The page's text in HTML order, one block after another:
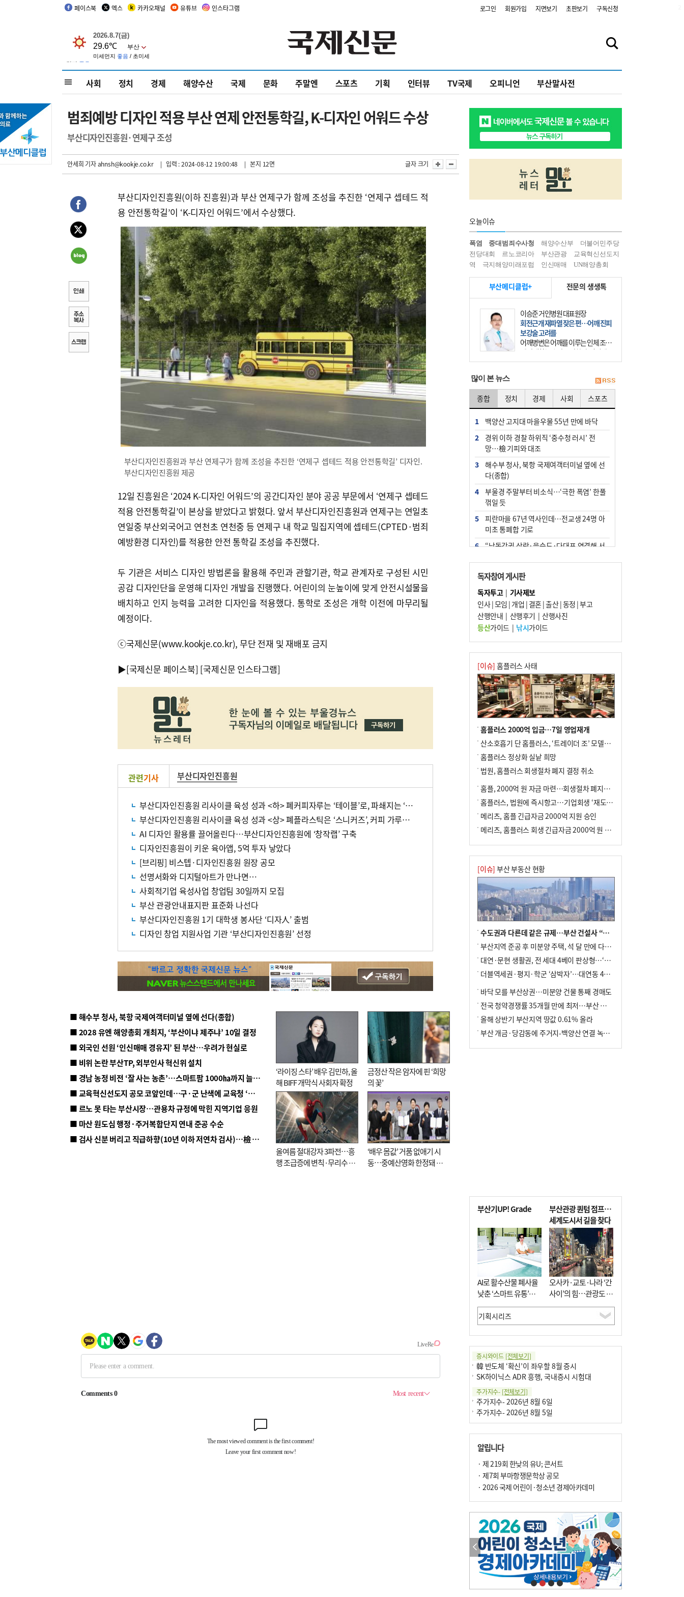
페이스북 엑스 카카오채널 유튜브 인스타그램 로그인 회원가입 지면보기 초판보기 구독신청
사회 정치 경제 해양수산 국제 문화 주말엔 스포츠 기획 인터뷰 TV국제 오피니언 부산말사전
범죄예방 디자인 적용 부산 연제 안전통학길, K-디자인 어워드 수상
부산디자인진흥원·연제구 조성
안세희 기자ahnsh@kookje.co.kr | 입력 : 2024-08-12 19:00:48 | 본지 12면 글자 크기
부산디자인진흥원(이하 진흥원)과 부산 연제구가 함께 조성을 추진한 ‘연제구 셉테드 적
용 안전통학길’이 ‘K-디자인 어워드’에서 수상했다.
부산디자인진흥원과 부산 연제구가 함께 조성을 추진한 ‘연제구 셉테드 적용 안전통학길’ 디자인.
부산디자인진흥원 제공
12일 진흥원은 ‘2024 K-디자인 어워드’의 공간디자인 분야 공공 부문에서 ‘연제구 셉테드
적용 안전통학길’이 본상을 받았다고 밝혔다. 앞서 부산디자인진흥원과 연제구는 연일초
연일중 부산외국어고 연천초 연천중 등 연제구 내 학교 밀집지역에 셉테드(CPTED·범죄
예방환경 디자인)를 적용한 안전 통학길 조성을 추진했다.
두 기관은 서비스 디자인 방법론을 활용해 주민과 관할기관, 학교 관계자로 구성된 시민
공감 디자인단을 운영해 디자인 개발을 진행했다. 어린이의 눈높이에 맞게 안전시설물을
배치하고 인지 능력을 고려한 디자인을 적용했다. 통학로 조성은 개학 이전에 마무리될
예정이다.
ⓒ국제신문(www.kookje.co.kr), 무단 전재 및 재배포 금지
▶[국제신문 페이스북] [국제신문 인스타그램]
관련기사 부산디자인진흥원
부산디자인진흥원 리사이클 육성 성과 <하> 폐커피자루는 ‘테이블’로, 파쇄지는 ‘인테리어 콘크리트’로 새 생명
부산디자인진흥원 리사이클 육성 성과 <상> 폐플라스틱은 ‘스니커즈’, 커피 가루는 ‘안내판’ 변신
AI 디자인 활용률 끌어올린다…부산디자인진흥원에 ‘창작랩’ 구축
디자인진흥원이 키운 육아앱, 5억 투자 낳았다
[브리핑] 비스텝·디자인진흥원 원장 공모
선명서화와 디지털아트가 만나면…
사회적기업 육성사업 창업팀 30일까지 모집
부산 관광안내표지판 표준화 나선다
부산디자인진흥원 1기 대학생 봉사단 ‘디자人’ 출범
디자인 창업 지원사업 기관 ‘부산디자인진흥원’ 선정
■ 해수부 청사, 북항 국제여객터미널 옆에 선다(종합)
■ 2028 유엔 해양총회 개최지, ‘부산이냐 제주냐’ 10일 결정
■ 외국인 선원 ‘인신매매 경유지’ 된 부산…우려가 현실로
■ 비위 논란 부산TP, 외부인사 혁신위 설치
■ 경남 농정 비전 ‘잘 사는 농촌’…스마트팜 1000㏊까지 늘린다
■ 교육혁신선도지 공모 코앞인데…구·군 난색에 교육청 ‘쩔쩔’
■ 르노 못 타는 부산시장…관용차 규정에 막힌 지역기업 응원
■ 마산 원도심 행정·주거복합단지 연내 준공 수순
■ 검사 신분 버리고 직급하향(10년 이하 저연차 검사)…檢 중수청행 기피
‘라이징 스타’ 배우 김민하, 올
해 BIFF 개막식 사회자 확정
금정산 작은 암자에 핀 ‘희망
의 꽃’
올여름 절대강자 3파전…흥
행 조급증에 변칙·무리수 마
‘배우 몸값’ 거품 없애기 시
동…중예산영화 한정돼 실
오늘이슈
폭염 중대범죄수사청 해양수산부
더불어민주당
전당대회
르노코리아 부산관광
교육혁신선도지
역
극지해양미래포럼 인신매매 UN해양총회
부산메디클럽+ 전문의 생생톡
이승준 거인병원 대표원장
회전근개 재파열 잦은 편…어깨 진피
보강술 고려를
어깨병변은 어깨를 이루는 인체 조직
에 발생하는 손상을 말한다. 여기에
는 오십견과 회전근개 증후군, 어깨
많이 본 뉴스
종합 정치 경제 사회 스포츠
1
백양산 고지대 마을우물 55년 만에 바닥
2
경위 이하 경찰 하위직 ‘중수청 러시’ 전
망…檢 기피와 대조
3
해수부 청사, 북항 국제여객터미널 옆에 선
다(종합)
4
부울경 주말부터 비소식…‘극한 폭염’ 한풀
꺾일 듯
5
피란마을 67년 역사인데…전교생 24명 아
미초 통폐합 기로
6
“낙동강권 삼락·을숙도·다대포 연결해 서
7
오늘의 날씨- 2026년 8월 7일
8
외국인 선원 ‘인신매매 경유지’ 된 부산…
우려가 현실로
9
[사설] 해수부 신청사 북항으로 확정, 해양
수도 도약의 전환점
10 르노 못 타는 부산시장…관용차 규정에 막
힌 지역기업 응원
독자참여 게시판
독자투고| 기사제보
인사|모임 | 개업 | 결혼|출산|동정 |부고
산행안내 | 산행후기 | 산행사진
등산가이드| 낚시가이드
[이슈] 홈플러스 사태
홈플러스 2000억 입금…7일 영업재개
산소호흡기 단 홈플러스, ‘트레이더 조’ 모델로 살아날까
홈플러스 정상화 실낱 희망
법원, 홈플러스 회생절차 폐지 결정 취소
홈플, 2000억 원 자금 마련…회생절차 폐지에 즉시항고(종합)
홈플러스, 법원에 즉시항고…기업회생 ‘재도전’
메리츠, 홈플 긴급자금 2000억 지원 승인
메리츠, 홈플러스 회생 긴급자금 2000억 원 지원 승인
[이슈] 부산 부동산 현황
수도권과 다른데 같은 규제…부산 건설사 “쓰러지기 직전”
부산지역 준공 후 미분양 주택, 석 달 만에 다시 3000가구 넘어서
대연·문현 생활권, 전 세대 4베이 판상형…‘더샵 트리센트’ 내달 분양
더블역세권·평지·학군 ‘삼박자’…대연동 42층 브랜드 단지
바닥 모를 부산상권…미분양 건물 통째 경매도
전국 청약경쟁률 35개월 만에 최저…부산 미분양 ‘적체’ 심화
올해 상반기 부산지역 땅값 0.61% 올라
부산 개금·당감동에 주거지-백양산 연결 녹지 조성
부산기UP! Grade
AI로 활수산물 폐사율
낮춘 ‘스마트 유통’…
사막·산악지대 수출
도전
부산관광 퀀텀 점프…
세계도시서 길을 찾다
오사카·교토·나라 ‘간
사이’의 힘…관광도 뭉
쳐야 흥한다
증시와이드 [전체보기]
韓 반도체 ‘확신’이 좌우할 8월 증시
SK하이닉스 ADR 흥행, 국내증시 시험대
주가지수- [전체보기]
주가지수- 2026년 8월 6일
주가지수- 2026년 8월 5일
알립니다
· 제 219회 한낮의 유U; 콘서트
· 제7회 부마항쟁문학상 공모
· 2026 국제 어린이·청소년 경제아카데미